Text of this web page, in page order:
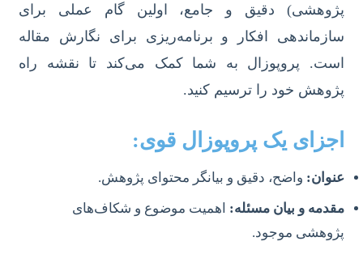
پژوهشی) دقیق و جامع، اولین گام عملی برای
سازماندهی افکار و برنامه‌ریزی برای نگارش مقاله
است. پروپوزال به شما کمک می‌کند تا نقشه راه
پژوهش خود را ترسیم کنید.
اجزای یک پروپوزال قوی:
عنوان: واضح، دقیق و بیانگر محتوای پژوهش.
مقدمه و بیان مسئله: اهمیت موضوع و شکاف‌های
پژوهشی موجود.